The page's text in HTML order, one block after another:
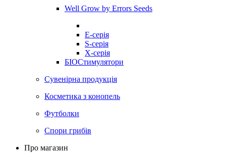
Well Grow by Errors Seeds
E-серія
S-серія
X-серія
БІОСтимулятори
Сувенірна продукція
Косметика з конопель
Футболки
Спори грибів
Про магазин